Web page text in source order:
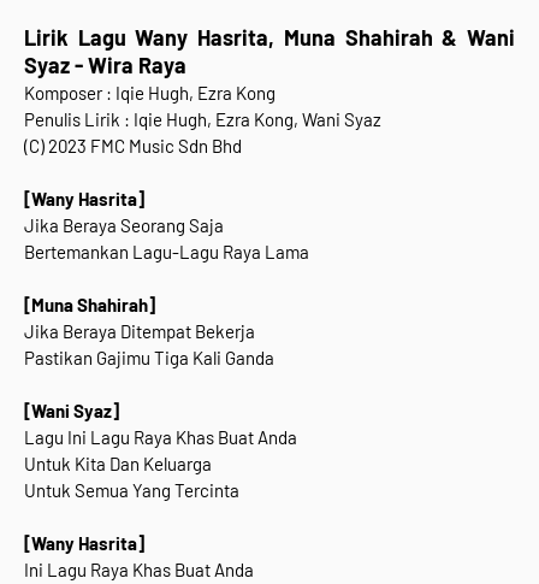
Lirik Lagu Wany Hasrita, Muna Shahirah & Wani
Syaz - Wira Raya
Komposer : Iqie Hugh, Ezra Kong
Penulis Lirik : Iqie Hugh, Ezra Kong, Wani Syaz
(C)2023 FMC Music Sdn Bhd
[Wany Hasrita]
Jika Beraya Seorang Saja
Bertemankan Lagu-Lagu Raya Lama
[Muna Shahirah]
Jika Beraya Ditempat Bekerja
Pastikan Gajimu Tiga Kali Ganda
[Wani Syaz]
Lagu Ini Lagu Raya Khas Buat Anda
Untuk Kita Dan Keluarga
Untuk Semua Yang Tercinta
[Wany Hasrita]
Ini Lagu Raya Khas Buat Anda